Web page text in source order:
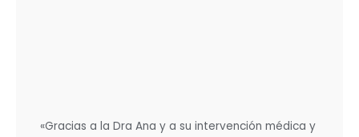
«Gracias a la Dra Ana y a su intervención médica y